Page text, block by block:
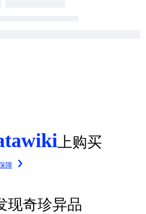
上购买
障
现奇珍异品